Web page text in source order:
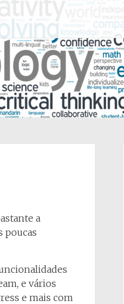
a
poucas
e vários
e mais com